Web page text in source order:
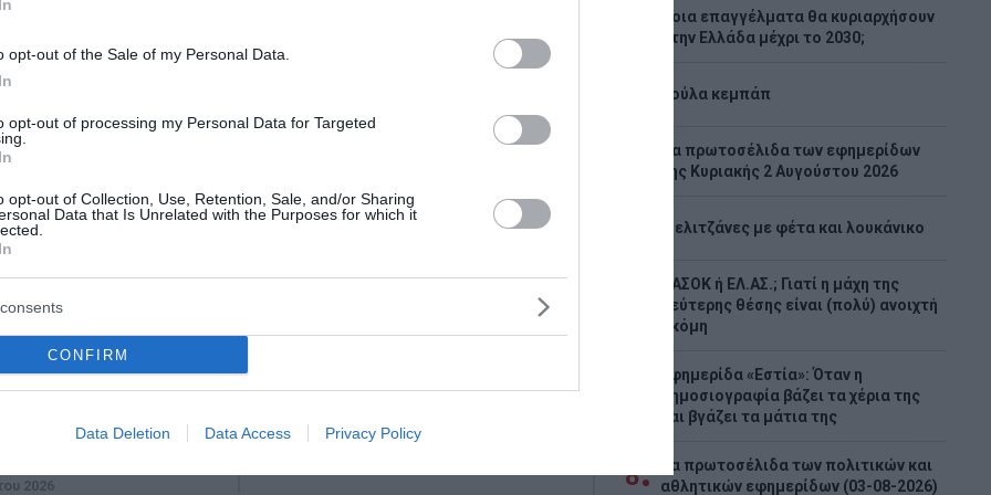
opt-out of the Sale of my Personal Data.
opt-out of processing my Personal Data for Targeted
opt-out of Collection, Use, Retention, Sale, and/or Sharing
Data that Is Unrelated with the Purposes for which it
CONFIRM
Data Deletion Data Access Privacy Policy
Ολοκληρώθηκε το
Financial
με τη συμμετοχή
σε συνεργασία με
Point, ολοκλήρωσε την
υλοποίησης του
τη δυνατότητα σε
2026
ΟΤΕ: Για 18η συνεχόμενη
χρονιά στη διεθνή σειρά
συμπεριλαμβάνεται στη διεθνή σειρά
θέματα Περ...
Ποια επαγγέλματα θα κυριαρχήσουν
στην Ελλάδα μέχρι το 2030;
Λούλα κεμπάπ
Tα πρωτοσέλιδα των εφημερίδων
της Κυριακής 2 Αυγούστου 2026
Μελιτζάνες με φέτα και λουκάνικο
ΠΑΣΟΚ ή ΕΛ.ΑΣ.; Γιατί η μάχη της
δεύτερης θέσης είναι (πολύ) ανοιχτή
ακόμη
Εφημερίδα «Εστία»: Όταν η
δημοσιογραφία βάζει τα χέρια της
και βγάζει τα μάτια της
8
Τα πρωτοσέλιδα των πολιτικών και
αθλητικών εφημερίδων (03-08-2026)